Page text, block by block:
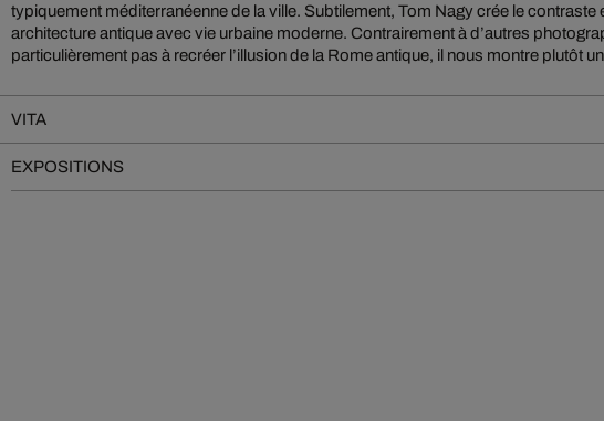
typiquement méditerranéenne de la ville. Subtilement, Tom Nagy crée le contraste
architecture antique avec vie urbaine moderne. Contrairement à d’autres
particulièrement pas à recréer l’illusion de la Rome antique, il nous montre plutôt
VITA
EXPOSITIONS